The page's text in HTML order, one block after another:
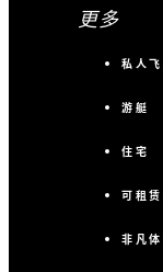
更多
私人
游艇
住宅
可租
非凡